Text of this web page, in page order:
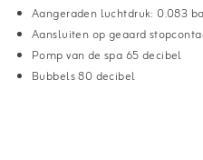
Aangeraden luchtdruk: 0.083
Aansluiten op geaard
Pomp van de spa 65 decibel
Bubbels 80 decibel